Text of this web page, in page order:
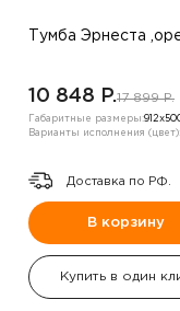
Тумба Эрнеста
10 848 P.17 899 P.
Габаритные размеры:
Варианты исполнения (цвет):
Доставка по РФ.
В корзину
Купить в один